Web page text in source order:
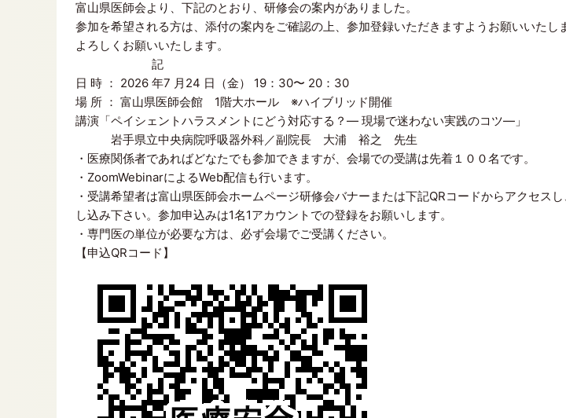
富山県医師会より、下記のとおり、研修会の案内がありました。
参加を希望される方は、添付の案内をご確認の上、参加登録いただきますようお願いいたし
よろしくお願いいたします。
記
日 時 ： 2026 年7 月24 日（金） 19：30〜 20：30
場 所 ： 富山県医師会館 1階大ホール ※ハイブリッド開催
講演「ペイシェントハラスメントにどう対応する？― 現場で迷わない実践のコツ―」
岩手県立中央病院呼吸器外科／副院長 大浦 裕之 先生
・医療関係者であればどなたでも参加できますが、会場での受講は先着１００名です。
・ZoomWebinarによるWeb配信も行います。
・受講希望者は富山県医師会ホームページ研修会バナーまたは下記QRコードからアクセス
し込み下さい。参加申込みは1名1アカウントでの登録をお願いします。
・専門医の単位が必要な方は、必ず会場でご受講ください。
【申込QRコード】